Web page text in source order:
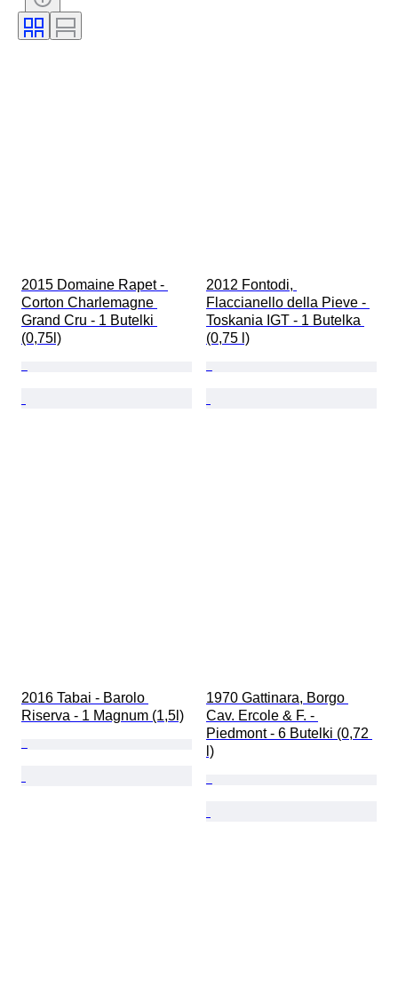
Region pochodzenia wina
Apelacja/ klasyfikacja wina
2015 Domaine Rapet -
Corton Charlemagne
Grand Cru - 1 Butelki
(0,75l)
2012 Fontodi,
Flaccianello della Pieve -
Toskania IGT - 1 Butelka
(0,75 l)
2016 Tabai - Barolo
Riserva - 1 Magnum (1,5l)
1970 Gattinara, Borgo
Cav. Ercole & F. -
Piedmont - 6 Butelki (0,72
l)